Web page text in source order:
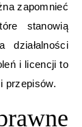
zapomnieć
stanowią
działalności
i licencji to
przepisów.